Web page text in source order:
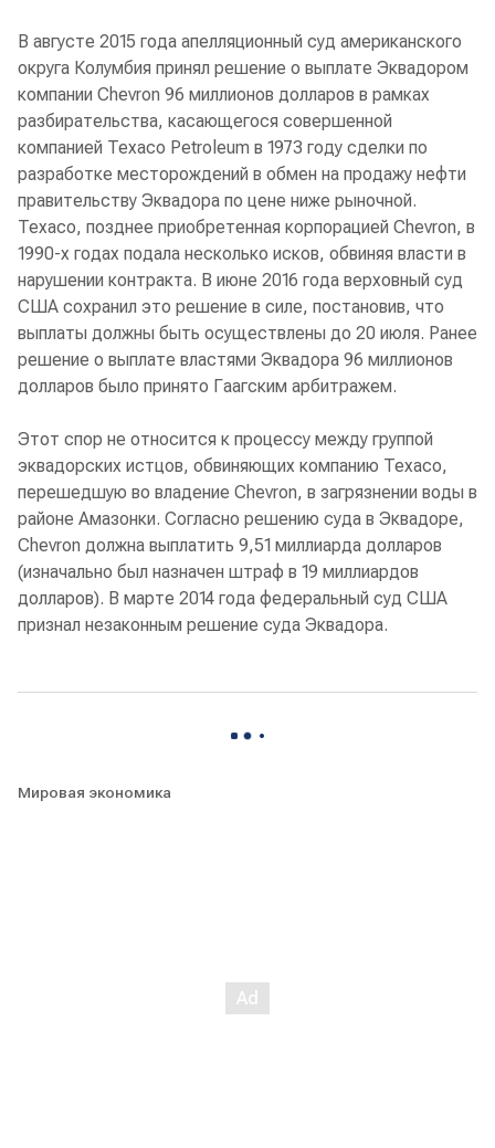
В августе 2015 года апелляционный суд американского
округа Колумбия принял решение о выплате Эквадором
компании Chevron 96 миллионов долларов в рамках
разбирательства, касающегося совершенной
компанией Texaco Petroleum в 1973 году сделки по
разработке месторождений в обмен на продажу нефти
правительству Эквадора по цене ниже рыночной.
Texaco, позднее приобретенная корпорацией Chevron, в
1990-х годах подала несколько исков, обвиняя власти в
нарушении контракта. В июне 2016 года верховный суд
США сохранил это решение в силе, постановив, что
выплаты должны быть осуществлены до 20 июля. Ранее
решение о выплате властями Эквадора 96 миллионов
долларов было принято Гаагским арбитражем.
Этот спор не относится к процессу между группой
эквадорских истцов, обвиняющих компанию Texaco,
перешедшую во владение Chevron, в загрязнении воды в
районе Амазонки. Согласно решению суда в Эквадоре,
Chevron должна выплатить 9,51 миллиарда долларов
(изначально был назначен штраф в 19 миллиардов
долларов). В марте 2014 года федеральный суд США
признал незаконным решение суда Эквадора.
Мировая экономика